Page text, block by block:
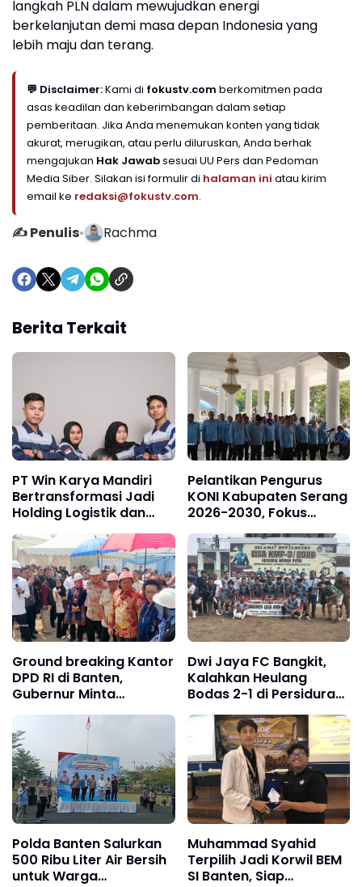
langkah PLN dalam mewujudkan energi
berkelanjutan demi masa depan Indonesia yang
lebih maju dan terang.
💬 Disclaimer:Kami di fokustv.com berkomitmen pada
asas keadilan dan keberimbangan dalam setiap
pemberitaan. Jika Anda menemukan konten yang tidak
akurat, merugikan, atau perlu diluruskan, Anda berhak
mengajukan Hak Jawabsesuai UU Pers dan Pedoman
Media Siber. Silakan isi formulir di halaman ini atau kirim
email ke redaksi@fokustv.com.
✍️ Penulis• Rachma
Berita Terkait
PT Win Karya Mandiri
Bertransformasi Jadi
Holding Logistik dan
Manufaktur
Pelantikan Pengurus
KONI Kabupaten Serang
2026-2030, Fokus
Hadapi Porprov Banten
Ground breaking Kantor
DPD RI di Banten,
Gubernur Minta
Dukungan Pelebaran
Jalan Nasional
Dwi Jaya FC Bangkit,
Kalahkan Heulang
Bodas 2-1 di Persidura
CUP 2026
Polda Banten Salurkan
500 Ribu Liter Air Bersih
untuk Warga
Muhammad Syahid
Terpilih Jadi Korwil BEM
SI Banten, Siap